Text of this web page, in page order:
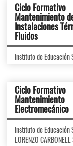
Ciclo Formativo
Mantenimiento
Instalaciones
Fluidos
Instituto de Educación
Ciclo Formativo
Mantenimiento
Electromecánico
Instituto de Educación
LORENZO